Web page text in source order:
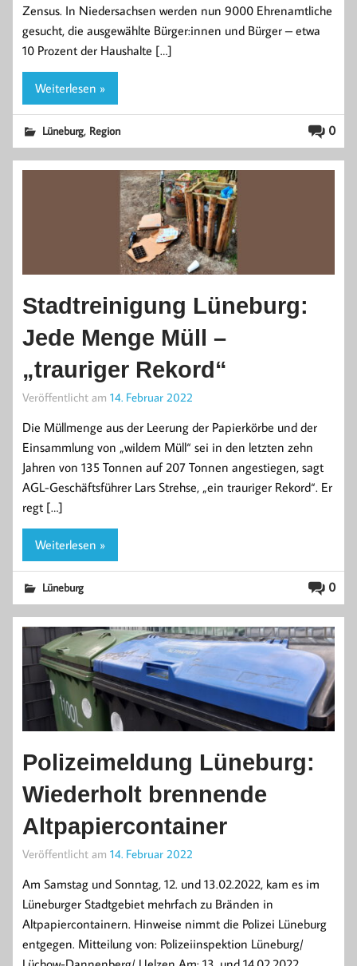
Zensus. In Niedersachsen werden nun 9000 Ehrenamtliche
gesucht, die ausgewählte Bürger:innen und Bürger – etwa
10 Prozent der Haushalte […]
Weiterlesen »
0
Lüneburg, Region
Stadtreinigung Lüneburg:
Jede Menge Müll –
„trauriger Rekord“
Veröffentlicht am 14. Februar 2022
Die Müllmenge aus der Leerung der Papierkörbe und der
Einsammlung von „wildem Müll“ sei in den letzten zehn
Jahren von 135 Tonnen auf 207 Tonnen angestiegen, sagt
AGL-Geschäftsführer Lars Strehse, „ein trauriger Rekord“. Er
regt […]
Weiterlesen »
0
Lüneburg
Polizeimeldung Lüneburg:
Wiederholt brennende
Altpapiercontainer
Veröffentlicht am 14. Februar 2022
Am Samstag und Sonntag, 12. und 13.02.2022, kam es im
Lüneburger Stadtgebiet mehrfach zu Bränden in
Altpapiercontainern. Hinweise nimmt die Polizei Lüneburg
entgegen. Mitteilung von: Polizeiinspektion Lüneburg/